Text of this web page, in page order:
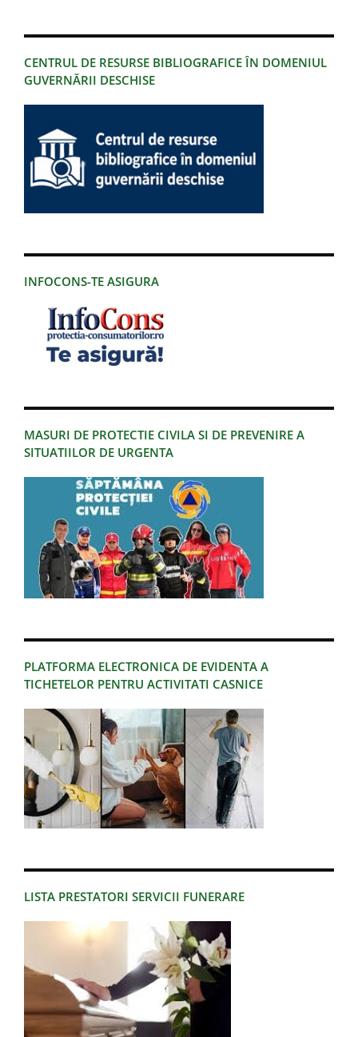
CENTRUL DE RESURSE BIBLIOGRAFICE ÎN DOMENIUL
GUVERNĂRII DESCHISE
INFOCONS-TE ASIGURA
MASURI DE PROTECTIE CIVILA SI DE PREVENIRE A
SITUATIILOR DE URGENTA
PLATFORMA ELECTRONICA DE EVIDENTA A
TICHETELOR PENTRU ACTIVITATI CASNICE
LISTA PRESTATORI SERVICII FUNERARE